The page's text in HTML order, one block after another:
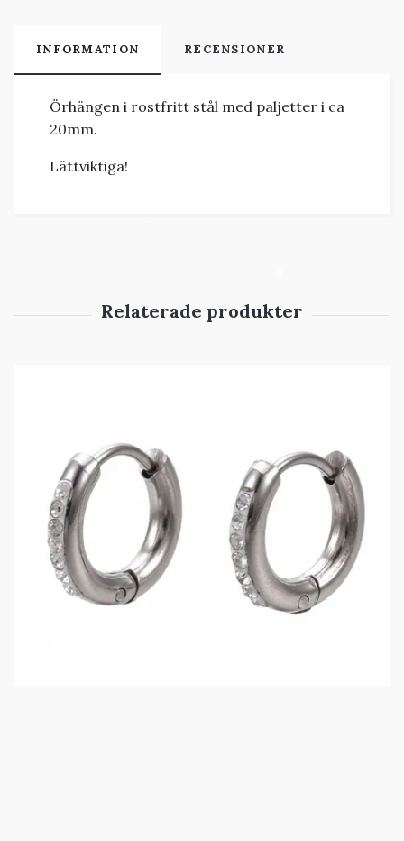
INFORMATION RECENSIONER
Örhängen i rostfritt stål med paljetter i ca
20mm.
Lättviktiga!